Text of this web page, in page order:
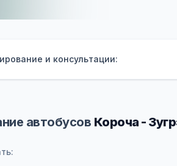
и консультации:
автобусов Короча -